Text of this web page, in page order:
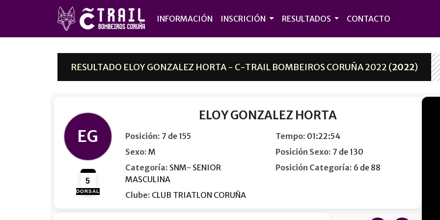
INFORMACIÓN INSCRICIÓN RESULTADOS CONTACTO
RESULTADO ELOY GONZALEZ HORTA - C-TRAIL BOMBEIROS CORUÑA 2022 (2022)
EG
5
DORSAL
ELOY GONZALEZ HORTA
Posición: 7 de 155 Tempo: 01:22:54
Sexo: M Posición Sexo: 7 de 130
Categoría: SNM- SENIOR
MASCULINA
Posición Categoría: 6 de 88
Clube: CLUB TRIATLON CORUÑA